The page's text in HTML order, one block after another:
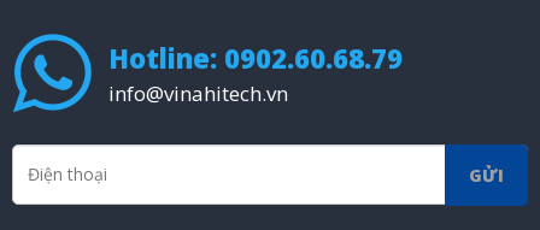
Hotline: 0902.60.68.79
info@vinahitech.vn
GỬI